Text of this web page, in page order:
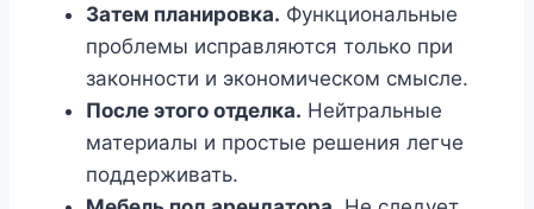
Затем планировка. Функциональные
проблемы исправляются только при
законности и экономическом смысле.
После этого отделка. Нейтральные
материалы и простые решения легче
поддерживать.